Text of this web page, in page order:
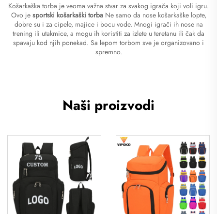
Košarkaška torba je veoma važna stvar za svakog igrača koji voli igru.
Ovo je sportski košarkaški torba Ne samo da nose košarkaške lopte,
dobre su i za cipele, majice i bocu vode. Mnogi igrači ih nose na
trening ili utakmice, a mogu ih koristiti za izlete u teretanu ili čak da
spavaju kod njih ponekad. Sa lepom torbom sve je organizovano i
spremno.
Naši proizvodi